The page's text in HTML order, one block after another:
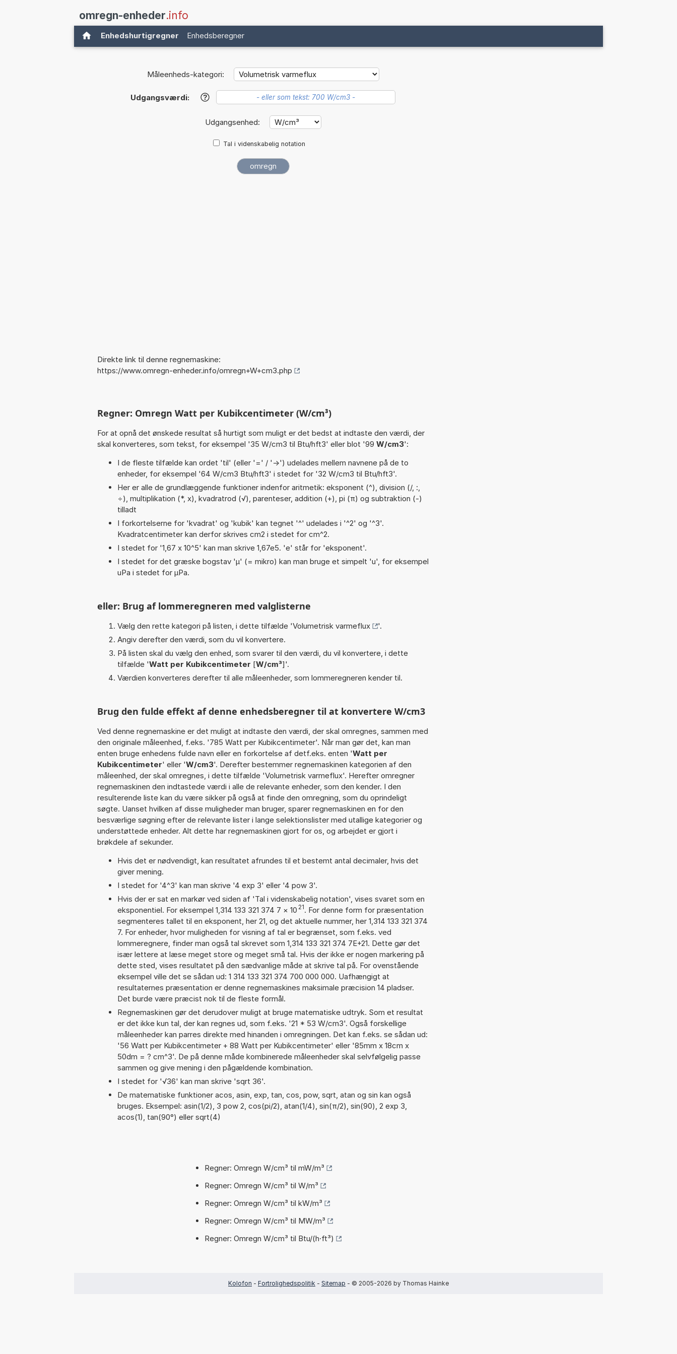
omregn-enheder.info
Enhedshurtigregner Enhedsberegner
Måleenheds-kategori:
Udgangsværdi: ?
Udgangsenhed:
Tal i videnskabelig notation
Direkte link til denne regnemaskine:
https://www.omregn-enheder.info/omregn+W+cm3.php
Regner: Omregn Watt per Kubikcentimeter (W/cm³)
For at opnå det ønskede resultat så hurtigt som muligt er det bedst at indtaste den værdi, der
skal konverteres, som tekst, for eksempel '35 W/cm3 til Btu/hft3' eller blot '99 W/cm3':
I de fleste tilfælde kan ordet 'til' (eller '=' / '->') udelades mellem navnene på de to
enheder, for eksempel '64 W/cm3 Btu/hft3' i stedet for '32 W/cm3 til Btu/hft3'.
Her er alle de grundlæggende funktioner indenfor aritmetik: eksponent (^), division (/, :,
÷), multiplikation (*, x), kvadratrod (√), parenteser, addition (+), pi (π) og subtraktion (-)
tilladt
I forkortelserne for 'kvadrat' og 'kubik' kan tegnet '^' udelades i '^2' og '^3'.
Kvadratcentimeter kan derfor skrives cm2 i stedet for cm^2.
I stedet for '1,67 x 10^5' kan man skrive 1,67e5. 'e' står for 'eksponent'.
I stedet for det græske bogstav 'µ' (= mikro) kan man bruge et simpelt 'u', for eksempel
uPa i stedet for µPa.
eller: Brug af lommeregneren med valglisterne
Vælg den rette kategori på listen, i dette tilfælde 'Volumetrisk varmeflux
'.
Angiv derefter den værdi, som du vil konvertere.
På listen skal du vælg den enhed, som svarer til den værdi, du vil konvertere, i dette
tilfælde 'Watt per Kubikcentimeter [W/cm³]'.
Værdien konverteres derefter til alle måleenheder, som lommeregneren kender til.
Brug den fulde effekt af denne enhedsberegner til at konvertere W/cm3
Ved denne regnemaskine er det muligt at indtaste den værdi, der skal omregnes, sammen med
den originale måleenhed, f.eks. '785 Watt per Kubikcentimeter'. Når man gør det, kan man
enten bruge enhedens fulde navn eller en forkortelse af detf.eks. enten 'Watt per
Kubikcentimeter' eller 'W/cm3'. Derefter bestemmer regnemaskinen kategorien af den
måleenhed, der skal omregnes, i dette tilfælde 'Volumetrisk varmeflux'. Herefter omregner
regnemaskinen den indtastede værdi i alle de relevante enheder, som den kender. I den
resulterende liste kan du være sikker på også at finde den omregning, som du oprindeligt
søgte. Uanset hvilken af disse muligheder man bruger, sparer regnemaskinen en for den
besværlige søgning efter de relevante lister i lange selektionslister med utallige kategorier og
understøttede enheder. Alt dette har regnemaskinen gjort for os, og arbejdet er gjort i
brøkdele af sekunder.
Hvis det er nødvendigt, kan resultatet afrundes til et bestemt antal decimaler, hvis det
giver mening.
I stedet for '4^3' kan man skrive '4 exp 3' eller '4 pow 3'.
Hvis der er sat en markør ved siden af 'Tal i videnskabelig notation', vises svaret som en
eksponentiel. For eksempel 1,314 133 321 374 7 × 10 21. For denne form for præsentation
segmenteres tallet til en eksponent, her 21, og det aktuelle nummer, her 1,314 133 321 374
7. For enheder, hvor muligheden for visning af tal er begrænset, som f.eks. ved
lommeregnere, finder man også tal skrevet som 1,314 133 321 374 7E+21. Dette gør det
især lettere at læse meget store og meget små tal. Hvis der ikke er nogen markering på
dette sted, vises resultatet på den sædvanlige måde at skrive tal på. For ovenstående
eksempel ville det se sådan ud: 1 314 133 321 374 700 000 000. Uafhængigt at
resultaternes præsentation er denne regnemaskines maksimale præcision 14 pladser.
Det burde være præcist nok til de fleste formål.
Regnemaskinen gør det derudover muligt at bruge matematiske udtryk. Som et resultat
er det ikke kun tal, der kan regnes ud, som f.eks. '21 * 53 W/cm3'. Også forskellige
måleenheder kan parres direkte med hinanden i omregningen. Det kan f.eks. se sådan ud:
'56 Watt per Kubikcentimeter + 88 Watt per Kubikcentimeter' eller '85mm x 18cm x
50dm = ? cm^3'. De på denne måde kombinerede måleenheder skal selvfølgelig passe
sammen og give mening i den pågældende kombination.
I stedet for '√36' kan man skrive 'sqrt 36'.
De matematiske funktioner acos, asin, exp, tan, cos, pow, sqrt, atan og sin kan også
bruges. Eksempel: asin(1/2), 3 pow 2, cos(pi/2), atan(1/4), sin(π/2), sin(90), 2 exp 3,
acos(1), tan(90°) eller sqrt(4)
Regner: Omregn W/cm³ til mW/m³
Regner: Omregn W/cm³ til W/m³
Regner: Omregn W/cm³ til kW/m³
Regner: Omregn W/cm³ til MW/m³
Regner: Omregn W/cm³ til Btu/(h·ft³)
Kolofon - Fortrolighedspolitik - Sitemap - © 2005-2026 by Thomas Hainke